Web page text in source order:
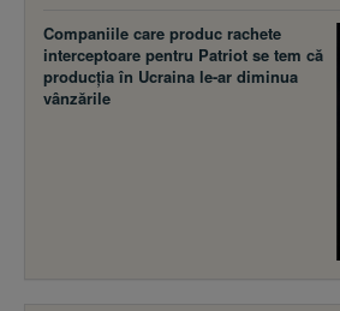
Companiile care produc rachete
interceptoare pentru Patriot se tem că
producția în Ucraina le-ar diminua
vânzările